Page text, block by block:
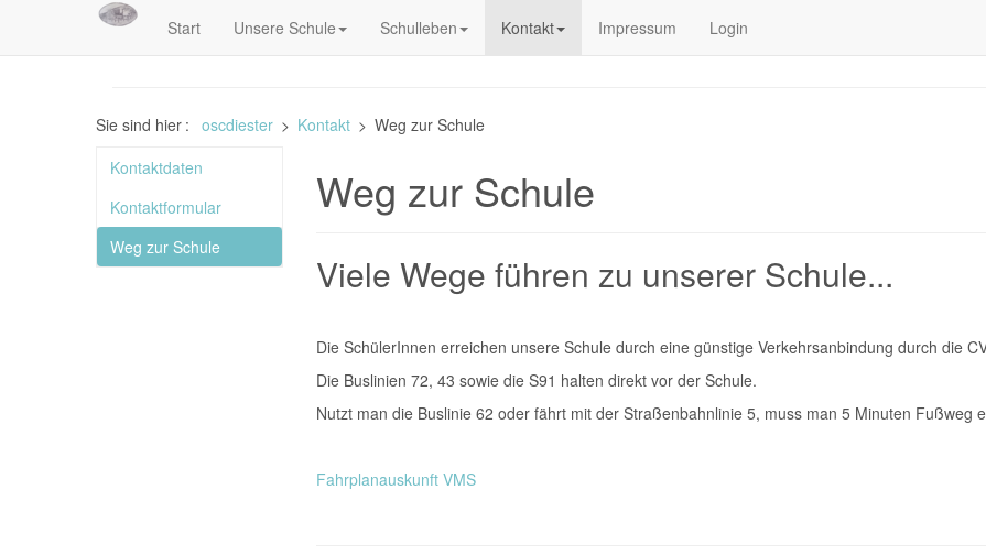
Start Unsere Schule Schulleben Kontakt Impressum Login
Sie sind hier : oscdiester > Kontakt > Weg zur Schule
Kontaktdaten
Kontaktformular
Weg zur Schule
Weg zur Schule
Viele Wege führen zu unserer Schule...
Die SchülerInnen erreichen unsere Schule durch eine günstige Verkehrsanbindung durch die
Die Buslinien 72, 43 sowie die S91 halten direkt vor der Schule.
Nutzt man die Buslinie 62 oder fährt mit der Straßenbahnlinie 5, muss man 5 Minuten Fußweg
Fahrplanauskunft VMS